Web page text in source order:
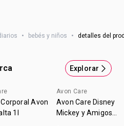
limpia el cuerpo y el cabello,
y adecuado para piel
• bebés y niños • detalles del
Explorar
Avon
1l
Lo nuevo
Avon Care
Avon Care Disney
Mickey y Amigos